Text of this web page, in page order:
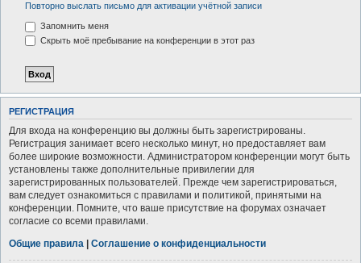
Повторно выслать письмо для активации учётной записи
Запомнить меня
Скрыть моё пребывание на конференции в этот раз
РЕГИСТРАЦИЯ
Для входа на конференцию вы должны быть зарегистрированы.
Регистрация занимает всего несколько минут, но предоставляет вам
более широкие возможности. Администратором конференции могут быть
установлены также дополнительные привилегии для
зарегистрированных пользователей. Прежде чем зарегистрироваться,
вам следует ознакомиться с правилами и политикой, принятыми на
конференции. Помните, что ваше присутствие на форумах означает
согласие со всеми правилами.
Общие правила | Соглашение о конфиденциальности